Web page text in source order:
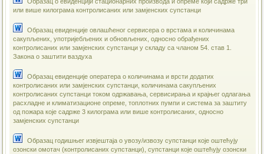
или више килограма контролисаних или замјенских супстанци
Образац евиденције овлашћеног сервисера о врстама и количинама
сакупљених, употријебљених и обновљених, односно обрађених
контролисаних или замјенских супстанци у складу са чланом 54. став 1.
Закона о заштити ваздуха
Образац евиденције оператера о количинама и врсти додатих
контролисаних или замјенских супстанци, количинама сакупљених
контролисаних супстанци током одржавања, сервисирања и крајњег одлагања
расхладне и климатизационе опреме, топлотних пумпи и система за заштиту
од пожара које садрже 3 килограма или више контролисаних, односно
замјенских супстанци
Образац годишњег извјештаја о увозу/извозу супстанци које оштећују
озонски омотач (контролисаних супстанци), супстанци које оштећују озонски